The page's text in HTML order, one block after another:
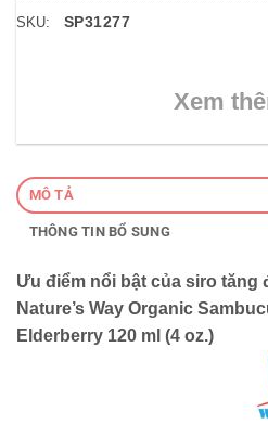
SKU: SP31277
Xem
MÔ TẢ
THÔNG TIN BỔ SUNG
Ưu điểm nổi bật của siro tăng
Nature’s Way Organic
Elderberry 120 ml (4 oz.)